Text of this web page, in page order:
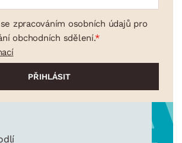
zpracováním osobních údajů pro
obchodních sdělení.